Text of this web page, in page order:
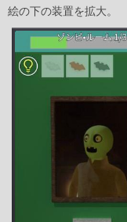
絵の下の装置を拡大。